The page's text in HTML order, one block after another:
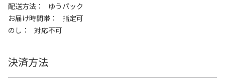
配送方法
ゆうパック
お届け時間帯
指定可
のし
対応不可
決済方法